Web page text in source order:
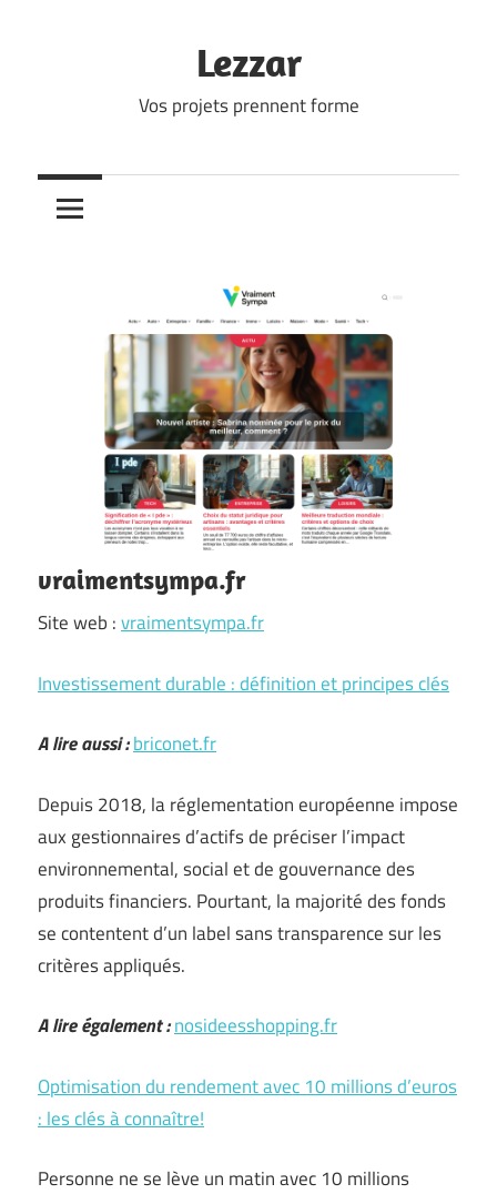
Lezzar
Vos projets prennent forme
vraimentsympa.fr
Site web :vraimentsympa.fr
Investissement durable : définition et principes clés
A lire aussi :briconet.fr
Depuis 2018, la réglementation européenne impose
aux gestionnaires d’actifs de préciser l’impact
environnemental, social et de gouvernance des
produits financiers. Pourtant, la majorité des fonds
se contentent d’un label sans transparence sur les
critères appliqués.
A lire également :nosideesshopping.fr
Optimisation du rendement avec 10 millions d’euros
: les clés à connaître!
Personne ne se lève un matin avec 10 millions